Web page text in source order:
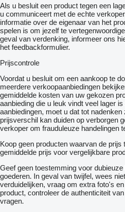
Als u besluit een product tegen een
u communiceert met de echte
informatie over de eigenaar van het
spelen is om jezelf te
geval van verdenking, informeer ons
het feedbackformulier.
Prijscontrole
Voordat u besluit om een ​​aankoop te
meerdere verkoopaanbiedingen
gemiddelde kosten van uw gekozen
aanbieding die u leuk vindt veel lager
aanbiedingen, moet u dat tot
prijsverschil kan duiden op verborgen
verkoper om frauduleuze handelingen
Koop geen producten waarvan de prijs
gemiddelde prijs voor vergelijkbare
Geef geen toestemming voor
goederen. In geval van twijfel, wees
verduidelijken, vraag om extra foto's
product, controleer de authenticiteit
vragen.